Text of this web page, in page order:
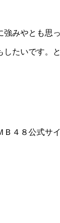
みやとも思っ
たいです。
４８公式サ